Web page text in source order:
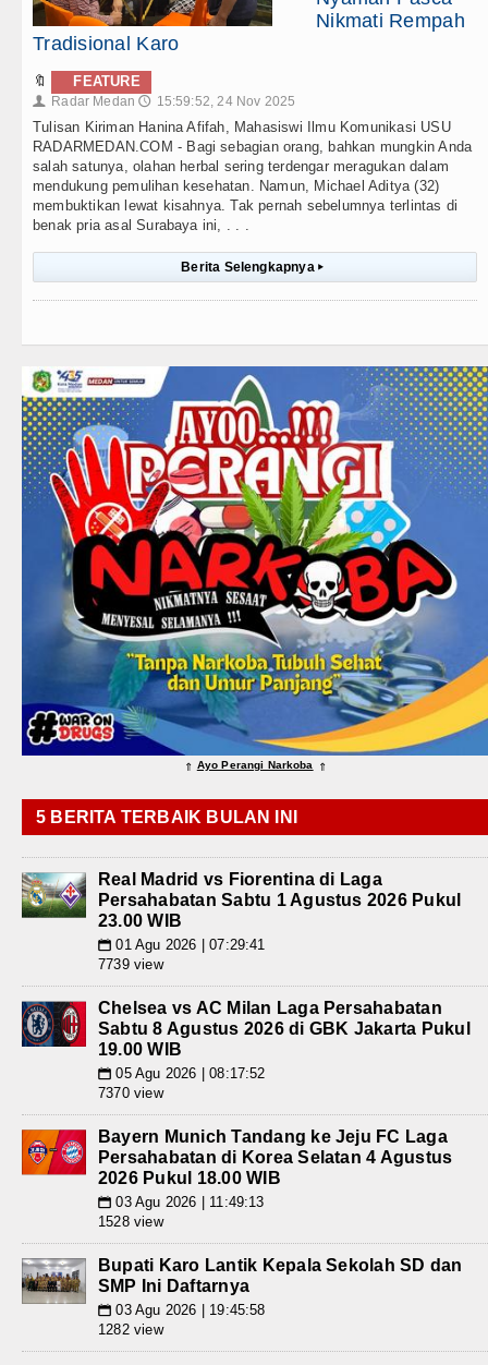
Nikmati Rempah
Tradisional Karo
🔖 FEATURE
👤 Radar Medan 🕔 15:59:52, 24 Nov 2025
Tulisan Kiriman Hanina Afifah, Mahasiswi Ilmu Komunikasi USU
RADARMEDAN.COM - Bagi sebagian orang, bahkan mungkin Anda
salah satunya, olahan herbal sering terdengar meragukan dalam
mendukung pemulihan kesehatan. Namun, Michael Aditya (32)
membuktikan lewat kisahnya. Tak pernah sebelumnya terlintas di
benak pria asal Surabaya ini, . . .
Berita Selengkapnya ▸
⇑ Ayo Perangi Narkoba ⇑
5 BERITA TERBAIK BULAN INI
Real Madrid vs Fiorentina di Laga
Persahabatan Sabtu 1 Agustus 2026 Pukul
23.00 WIB
📅 01 Agu 2026 | 07:29:41
7739 view
Chelsea vs AC Milan Laga Persahabatan
Sabtu 8 Agustus 2026 di GBK Jakarta Pukul
19.00 WIB
📅 05 Agu 2026 | 08:17:52
7370 view
Bayern Munich Tandang ke Jeju FC Laga
Persahabatan di Korea Selatan 4 Agustus
2026 Pukul 18.00 WIB
📅 03 Agu 2026 | 11:49:13
1528 view
Bupati Karo Lantik Kepala Sekolah SD dan
SMP Ini Daftarnya
📅 03 Agu 2026 | 19:45:58
1282 view